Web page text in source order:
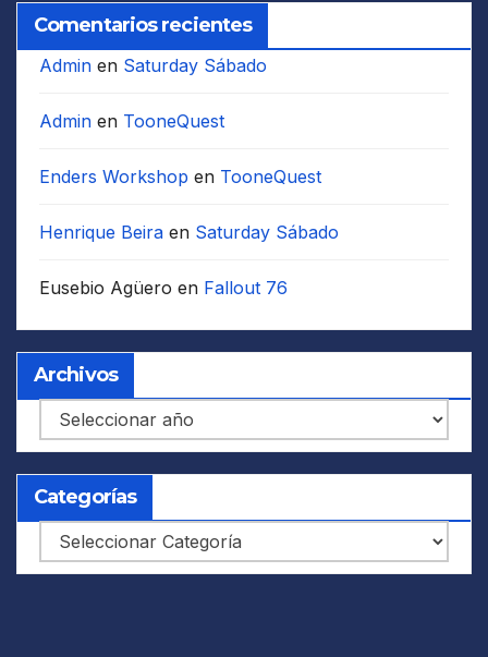
Comentarios recientes
Admin en Saturday Sábado
Admin en TooneQuest
Enders Workshop en TooneQuest
Henrique Beira en Saturday Sábado
Eusebio Agüero en Fallout 76
Archivos
Archivos
Categorías
Categorías